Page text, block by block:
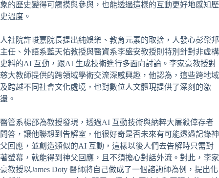
象的歷史變得可觸摸與參與，也能透過這樣的互動更好地感知歷
史溫度。
人社院許峻嘉院長提出純娛樂、教育元素的取捨，人發心彭榮邦
主任、外語系藍天佑教授與醫資系李盛安教授則特別針對非虛構
史料的AI 互動，跟AI 生成技術進行多面向討論。李家豪教授對
慈大教師提供的跨領域學術交流深感興趣，他認為，這些跨地域
及跨越不同社會文化處境，也對數位人文體現提供了深刻的激
盪。
醫管系楊邵為教授發現，透過AI 互動技術與納粹大屠殺倖存者
問答，讓他聯想到告解室，他很好奇是否未來有可能透過記錄神
父回應，並創造類似的AI 互動，這樣以後人們去告解時只需對
著螢幕，就能得到神父回應，且不須擔心對話外流。對此，李家
豪教授以James Doty 醫師將自己做成了一個諮詢師為例，提出化